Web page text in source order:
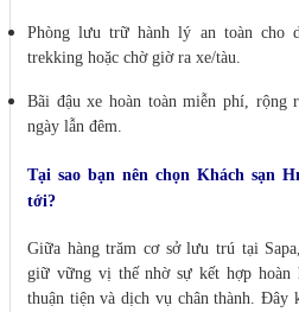
Phòng lưu trữ hành lý an toàn cho
trekking hoặc chờ giờ ra xe/tàu.
Bãi đậu xe hoàn toàn miễn phí, rộng
ngày lẫn đêm.
Tại sao bạn nên chọn Khách sạn
tới?
Giữa hàng trăm cơ sở lưu trú tại
giữ vững vị thế nhờ sự kết hợp
thuận tiện và dịch vụ chân thành. Đây